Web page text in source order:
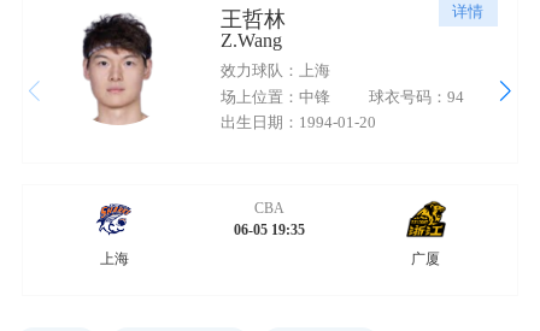
详情
王哲林
Z.Wang
效力球队：上海
场上位置：中锋
球衣号码：94
出生日期：1994-01-20
上海
CBA
06-05 19:35
广厦